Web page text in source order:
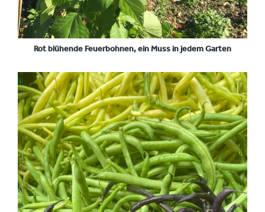
Rot blühende Feuerbohnen, ein Muss in jedem Garten